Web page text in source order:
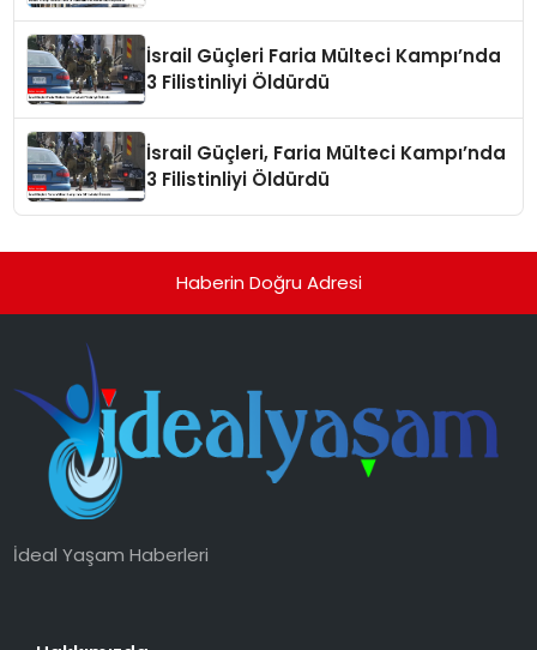
İsrail Güçleri Faria Mülteci Kampı’nda
3 Filistinliyi Öldürdü
İsrail Güçleri, Faria Mülteci Kampı’nda
3 Filistinliyi Öldürdü
Haberin Doğru Adresi
İdeal Yaşam Haberleri